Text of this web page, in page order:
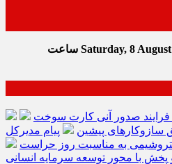
Saturday, 8 ساعت
پیشین
پیام مدیرکل
به مناسبت روز حراست
پخش با محور توسعه سرمایه انسانی